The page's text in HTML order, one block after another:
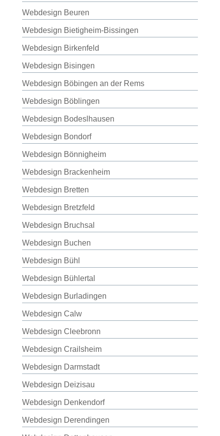
Webdesign Beuren
Webdesign Bietigheim-Bissingen
Webdesign Birkenfeld
Webdesign Bisingen
Webdesign Böbingen an der Rems
Webdesign Böblingen
Webdesign Bodeslhausen
Webdesign Bondorf
Webdesign Bönnigheim
Webdesign Brackenheim
Webdesign Bretten
Webdesign Bretzfeld
Webdesign Bruchsal
Webdesign Buchen
Webdesign Bühl
Webdesign Bühlertal
Webdesign Burladingen
Webdesign Calw
Webdesign Cleebronn
Webdesign Crailsheim
Webdesign Darmstadt
Webdesign Deizisau
Webdesign Denkendorf
Webdesign Derendingen